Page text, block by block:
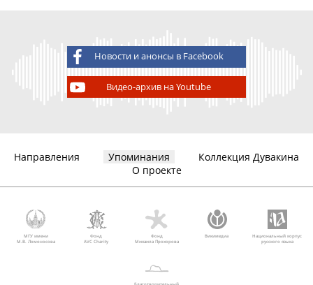
Новости и анонсы в Facebook
Видео-архив на Youtube
Направления Упоминания
Коллекция Дувакина
О проекте
МГУ имени
М.В. Ломоносова
Фонд
AVC Charity
Фонд
Михаила Прохорова
Викимедиа
Национальный корпус
русского языка